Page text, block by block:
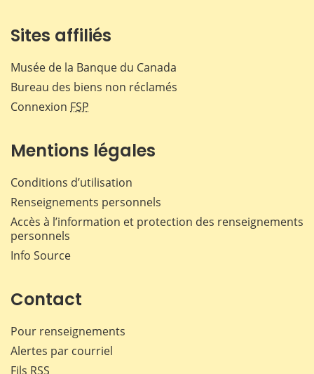
Sites affiliés
Musée de la Banque du Canada
Bureau des biens non réclamés
Connexion FSP
Mentions légales
Conditions d’utilisation
Renseignements personnels
Accès à l’information et protection des renseignements
personnels
Info Source
Contact
Pour renseignements
Alertes par courriel
Fils RSS